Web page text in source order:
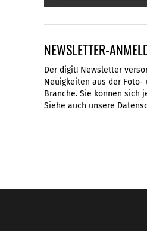
NEWSLETTER-
Der digit! Newsletter
Neuigkeiten aus der Foto-
Branche. Sie können sich
Siehe auch unsere